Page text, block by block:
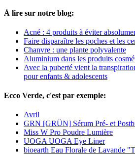
À lire sur notre blog:
Acné : 4 produits à éviter
Faire disparaître les poches et les
Chanvre : une plante polyvalente
Aluminium dans les produits
Avec la puberté vient la
pour enfants & adolescents
Ecco Verde, c'est par exemple:
Avril
GRN [GRÜN] Sérum Pré- et
Miss W Pro Poudre Lumière
UOGA UOGA Eye Liner
bioearth Eau Florale de Lavande